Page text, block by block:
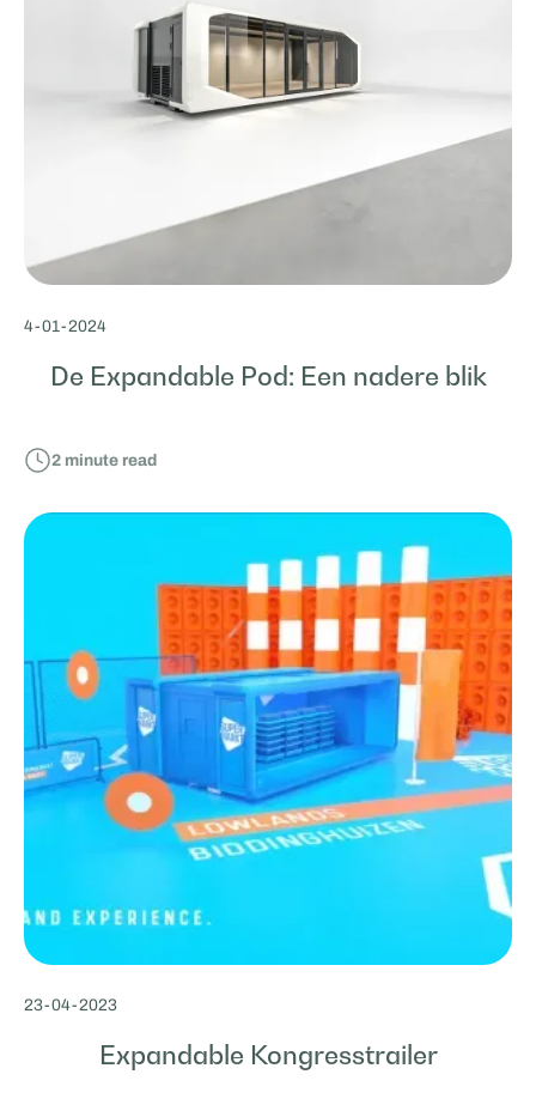
4-01 -2024
De Expandable Pod: Een nadere blik
2 minute read
23-04-2023
Expandable Kongresstrailer